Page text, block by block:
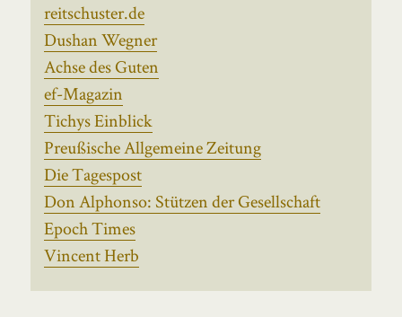
reitschuster.de
Dushan Wegner
Achse des Guten
ef-Magazin
Tichys Einblick
Preußische Allgemeine Zeitung
Die Tagespost
Don Alphonso: Stützen der Gesellschaft
Epoch Times
Vincent Herb